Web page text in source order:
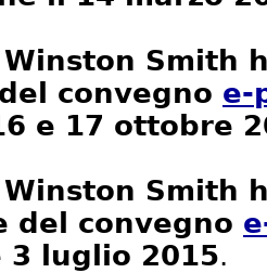
Smith
convegno e-
e 17 ottobre
Smith
del convegno
3 luglio 2015.